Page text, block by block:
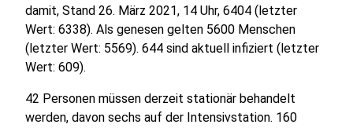
damit, Stand 26. März 2021, 14 Uhr, 6404 (letzter
Wert: 6338). Als genesen gelten 5600 Menschen
(letzter Wert: 5569). 644 sind aktuell infiziert (letzter
Wert: 609).
42 Personen müssen derzeit stationär behandelt
werden, davon sechs auf der Intensivstation. 160